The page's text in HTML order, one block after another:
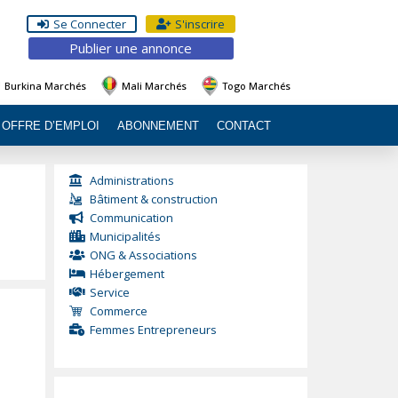
Se Connecter S'inscrire
Publier une annonce
Burkina Marchés Mali Marchés Togo Marchés
OFFRE D’EMPLOI ABONNEMENT CONTACT
Administrations
Bâtiment & construction
Communication
Municipalités
ONG & Associations
Hébergement
Service
Commerce
Femmes Entrepreneurs